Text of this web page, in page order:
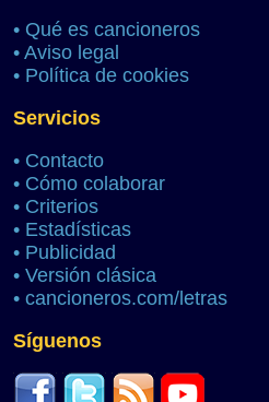
• Qué es cancioneros
• Aviso legal
• Política de cookies
Servicios
• Contacto
• Cómo colaborar
• Criterios
• Estadísticas
• Publicidad
• Versión clásica
• cancioneros.com/letras
Síguenos